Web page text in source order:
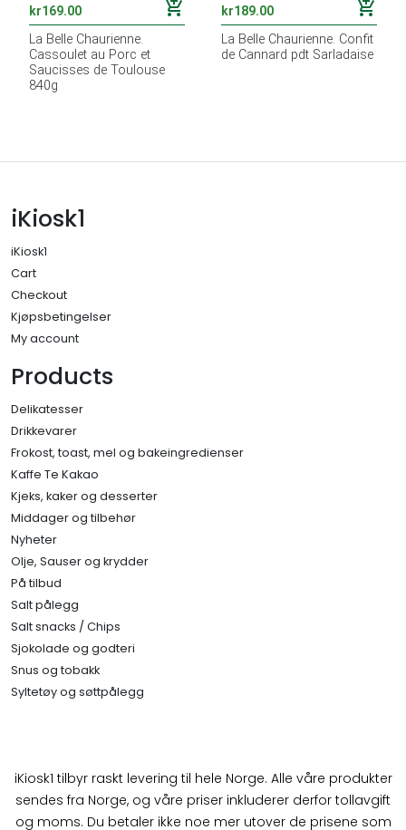
kr169.00 add_shopping_cart
La Belle Chaurienne.
Cassoulet au Porc et
Saucisses de Toulouse
840g
kr189.00 add_shopping_cart
La Belle Chaurienne. Confit
de Cannard pdt Sarladaise
iKiosk1
iKiosk1
Cart
Checkout
Kjøpsbetingelser
My account
Products
Delikatesser
Drikkevarer
Frokost, toast, mel og bakeingredienser
Kaffe Te Kakao
Kjeks, kaker og desserter
Middager og tilbehør
Nyheter
Olje, Sauser og krydder
På tilbud
Salt pålegg
Salt snacks / Chips
Sjokolade og godteri
Snus og tobakk
Syltetøy og søttpålegg
iKiosk1 tilbyr raskt levering til hele Norge. Alle våre produkter
sendes fra Norge, og våre priser inkluderer derfor tollavgift
og moms. Du betaler ikke noe mer utover de prisene som